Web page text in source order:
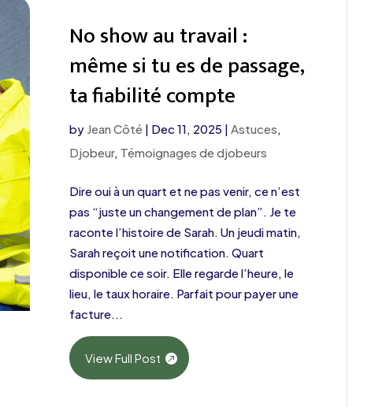
No show au travail :
même si tu es de passage,
ta fiabilité compte
by Jean Côté | Dec 11, 2025| Astuces,
Djobeur, Témoignages de djobeurs
Dire oui à un quart et ne pas venir, ce n’est
pas “juste un changement de plan”. Je te
raconte l’histoire de Sarah. Un jeudi matin,
Sarah reçoit une notification. Quart
disponible ce soir. Elle regarde l’heure, le
lieu, le taux horaire. Parfait pour payer une
facture...
View Full Post